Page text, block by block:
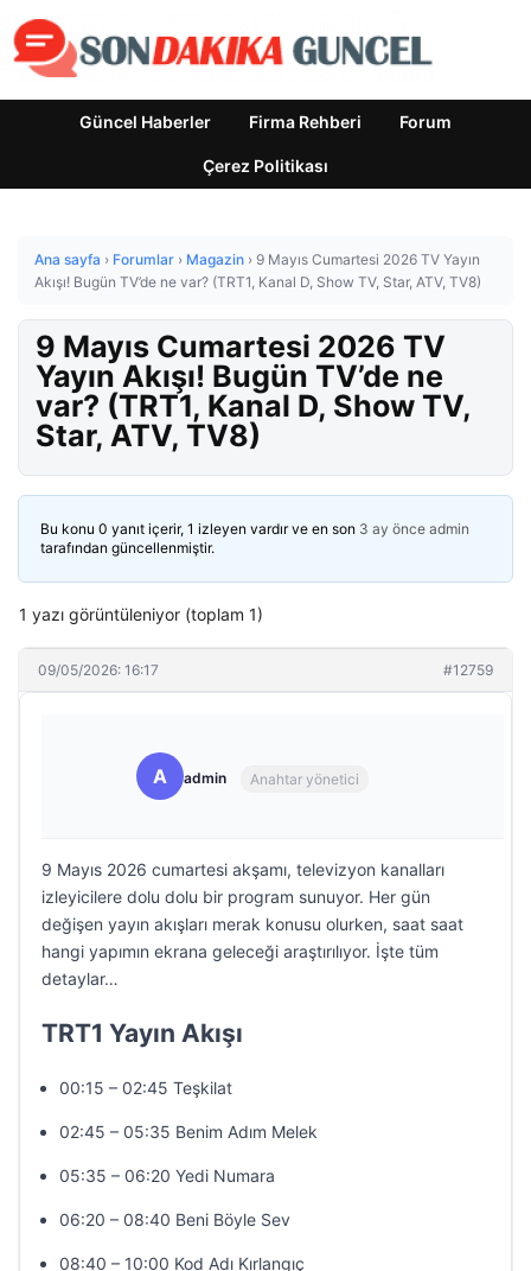
Güncel Haberler Firma Rehberi Forum
Çerez Politikası
Ana sayfa › Forumlar › Magazin › 9 Mayıs Cumartesi 2026 TV Yayın
Akışı! Bugün TV’de ne var? (TRT1, Kanal D, Show TV, Star, ATV, TV8)
9 Mayıs Cumartesi 2026 TV
Yayın Akışı! Bugün TV’de ne
var? (TRT1, Kanal D, Show TV,
Star, ATV, TV8)
Bu konu 0 yanıt içerir, 1 izleyen vardır ve en son 3 ay önce admin
tarafından güncellenmiştir.
1 yazı görüntüleniyor (toplam 1)
09/05/2026: 16:17 #12759
A admin Anahtar yönetici
9 Mayıs 2026 cumartesi akşamı, televizyon kanalları
izleyicilere dolu dolu bir program sunuyor. Her gün
değişen yayın akışları merak konusu olurken, saat saat
hangi yapımın ekrana geleceği araştırılıyor. İşte tüm
detaylar…
TRT1 Yayın Akışı
00:15 – 02:45 Teşkilat
02:45 – 05:35 Benim Adım Melek
05:35 – 06:20 Yedi Numara
06:20 – 08:40 Beni Böyle Sev
08:40 – 10:00 Kod Adı Kırlangıç